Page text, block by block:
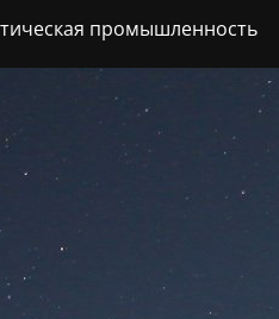
промышленность